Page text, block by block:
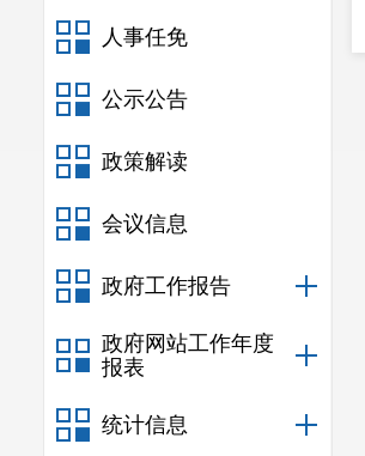
人事任免
公示公告
政策解读
会议信息
政府工作报告
政府网站工作年度
报表
统计信息